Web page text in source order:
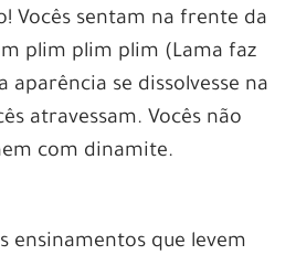
Vocês sentam na frente da
plim plim plim (Lama faz
aparência se dissolvesse na
atravessam. Vocês não
com dinamite.
ensinamentos que levem